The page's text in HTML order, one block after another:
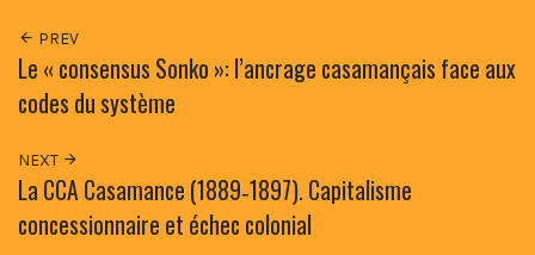
PREV
Le « consensus Sonko »: l’ancrage casamançais face aux
codes du système
NEXT
La CCA Casamance (1889‑1897). Capitalisme
concessionnaire et échec colonial